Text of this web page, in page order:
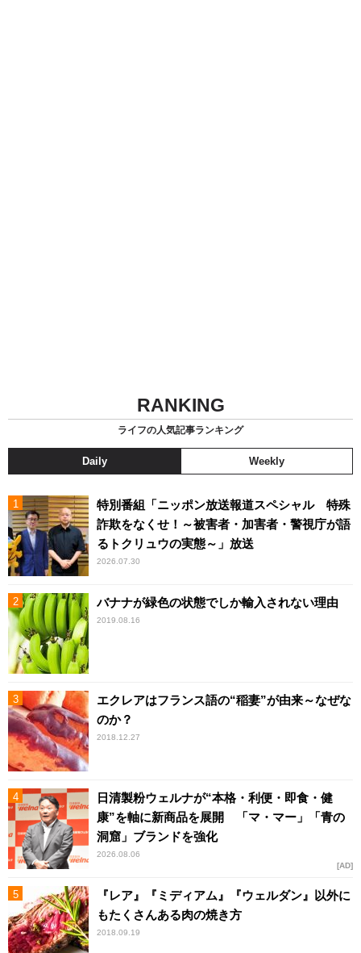
RANKING
ライフの人気記事ランキング
Daily Weekly
特別番組「ニッポン放送報道スペシャル 特殊
詐欺をなくせ！～被害者・加害者・警視庁が語
るトクリュウの実態～」放送
2026.07.30
バナナが緑色の状態でしか輸入されない理由
2019.08.16
エクレアはフランス語の“稲妻”が由来～なぜな
のか？
2018.12.27
日清製粉ウェルナが“本格・利便・即食・健
康”を軸に新商品を展開 「マ・マー」「青の
洞窟」ブランドを強化
2026.08.06
AD
『レア』『ミディアム』『ウェルダン』以外に
もたくさんある肉の焼き方
2018.09.19